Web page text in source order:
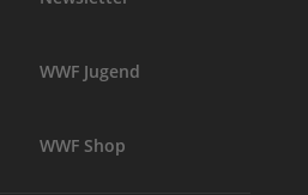
WWF Jugend
WWF Shop